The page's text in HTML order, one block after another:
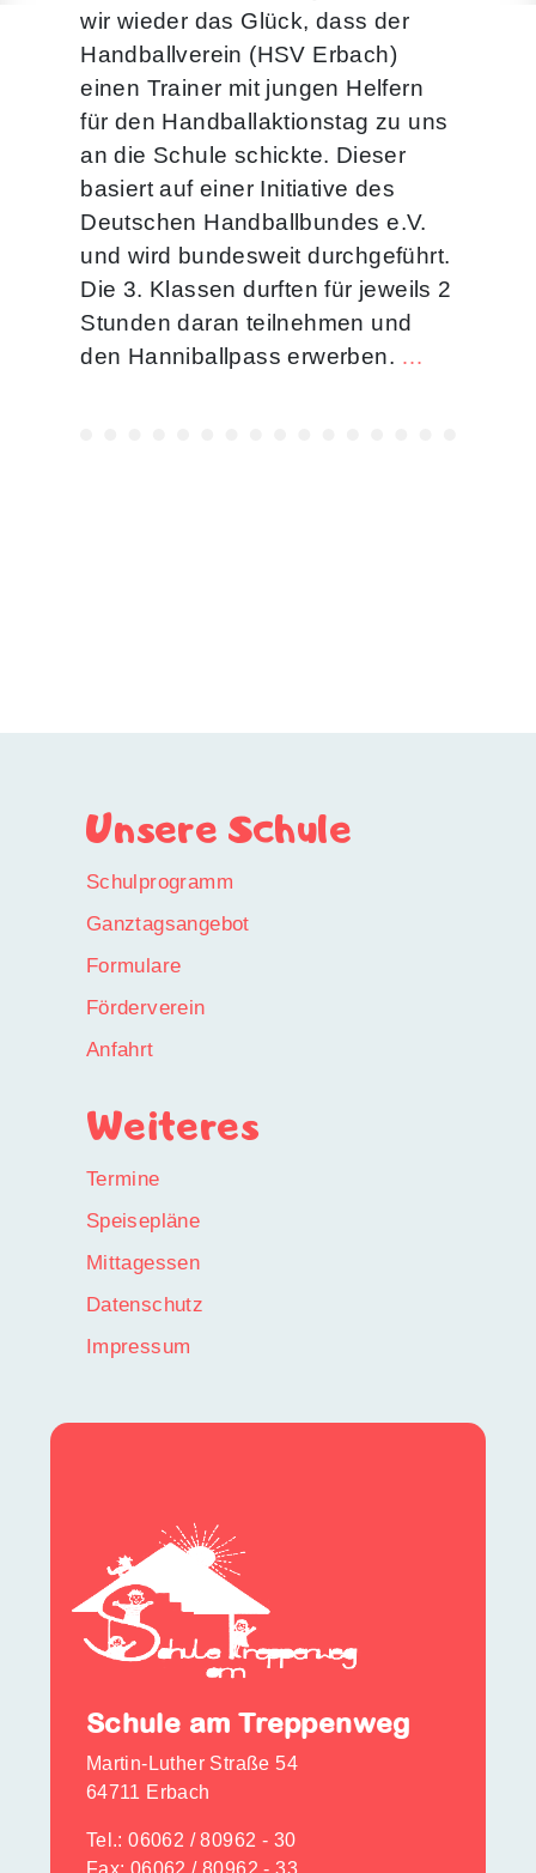
wir wieder das Glück, dass der
Handballverein (HSV Erbach)
einen Trainer mit jungen Helfern
für den Handballaktionstag zu uns
an die Schule schickte. Dieser
basiert auf einer Initiative des
Deutschen Handballbundes e.V.
und wird bundesweit durchgeführt.
Die 3. Klassen durften für jeweils 2
Stunden daran teilnehmen und
den Hanniballpass erwerben. …
Unsere Schule
Schulprogramm
Ganztagsangebot
Formulare
Förderverein
Anfahrt
Weiteres
Termine
Speisepläne
Mittagessen
Datenschutz
Impressum
Schule am Treppenweg
Martin-Luther Straße 54
64711 Erbach
Tel.:06062 / 80962 - 30